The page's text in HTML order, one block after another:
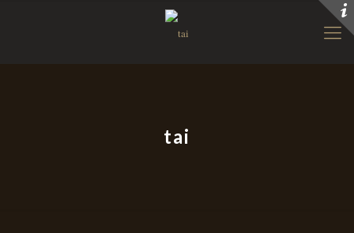
tai